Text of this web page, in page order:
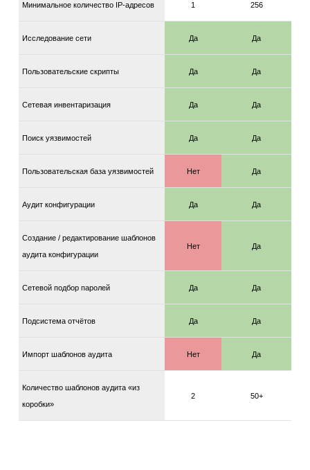
Минимальное количество IP-адресов 1 256
Исследование сети Да Да
Пользовательские скрипты Да Да
Сетевая инвентаризация Да Да
Поиск уязвимостей Да Да
Пользовательская база уязвимостей Нет Да
Аудит конфигурации Да Да
Создание / редактирование шаблонов
аудита конфигурации
Нет Да
Сетевой подбор паролей Да Да
Подсистема отчётов Да Да
Импорт шаблонов аудита Нет Да
Количество шаблонов аудита «из
коробки»
2 50+